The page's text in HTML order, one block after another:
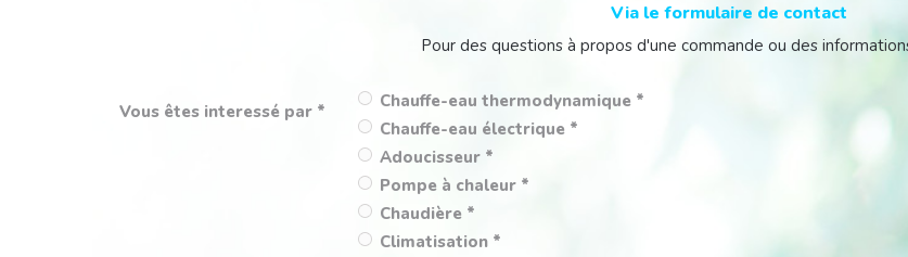
Via le formulaire de contact
Pour des questions à propos d'une commande ou des
Vous êtes interessé par
Chauffe-eau thermodynamique
Chauffe-eau électrique
Adoucisseur
Pompe à chaleur
Chaudière
Climatisation